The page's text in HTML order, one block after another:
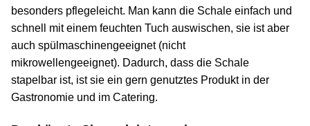
besonders pflegeleicht. Man kann die Schale einfach und
schnell mit einem feuchten Tuch auswischen, sie ist aber
auch spülmaschinengeeignet (nicht
mikrowellengeeignet). Dadurch, dass die Schale
stapelbar ist, ist sie ein gern genutztes Produkt in der
Gastronomie und im Catering.